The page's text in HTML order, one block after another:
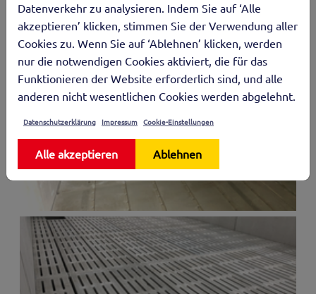
Datenverkehr zu analysieren. Indem Sie auf ‘Alle
akzeptieren’ klicken, stimmen Sie der Verwendung aller
Cookies zu. Wenn Sie auf ‘Ablehnen’ klicken, werden
nur die notwendigen Cookies aktiviert, die für das
Funktionieren der Website erforderlich sind, und alle
anderen nicht wesentlichen Cookies werden abgelehnt.
Datenschutzerklärung Impressum Cookie-Einstellungen
Alle akzeptieren Ablehnen